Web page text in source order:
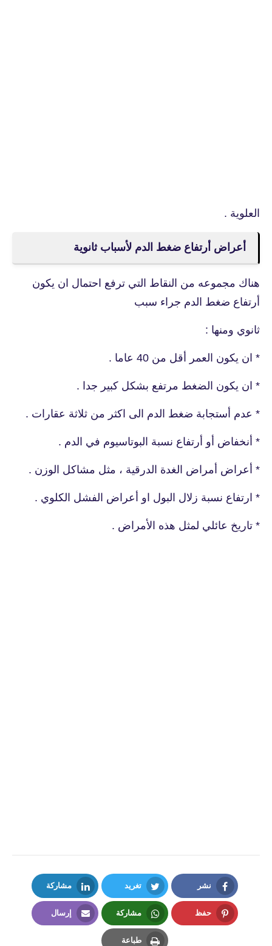
العلوية .
أعراض أرتفاع ضغط الدم لأسباب ثانوية
هناك مجموعه من النقاط التي ترفع احتمال ان يكون
أرتفاع ضغط الدم جراء سبب
ثانوي ومنها :
* ان يكون العمر أقل من 40 عاما .
* ان يكون الضغط مرتفع بشكل كبير جدا .
* عدم أستجابة ضغط الدم الى اكثر من ثلاثة عقارات .
* أنخفاض أو أرتفاع نسبة البوتاسيوم في الدم .
* أعراض أمراض الغدة الدرقية ، مثل مشاكل الوزن .
* ارتفاع نسبة زلال البول او أعراض الفشل الكلوي .
* تاريخ عائلي لمثل هذه الأمراض .
نشر
Facebook
تغريد
Twitter
مشاركة
LinkedIn
حفظ مشاركة
Whatsapp
إرسال
طباعة